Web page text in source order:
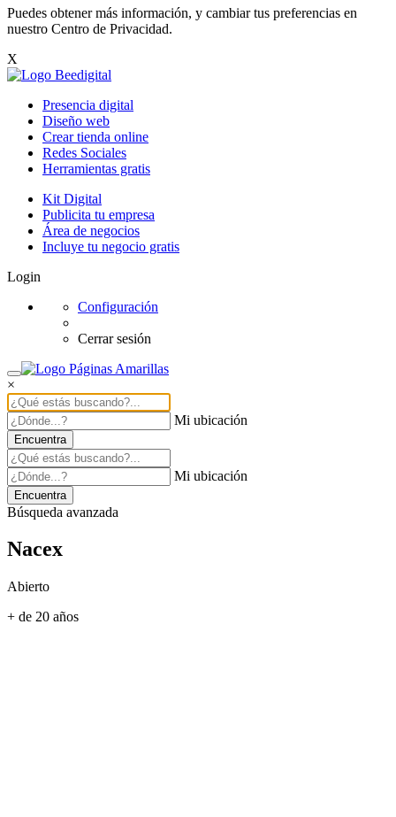
Puedes obtener más información, y cambiar tus preferencias en
nuestro Centro de Privacidad.
X
Presencia digital
Diseño web
Crear tienda online
Redes Sociales
Herramientas gratis
Kit Digital
Publicita tu empresa
Área de negocios
Incluye tu negocio gratis
Login
Configuración
Cerrar sesión
×
Mi ubicación
Encuentra
Mi ubicación
Encuentra
Búsqueda avanzada
Nacex
Abierto
+ de 20 años